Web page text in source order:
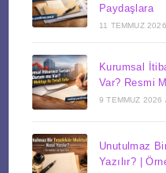
Paydaşlara
11 TEMMUZ 2026
Kurumsal
Var? Resmi
9 TEMMUZ 2026
Unutulmaz
Yazılır? |